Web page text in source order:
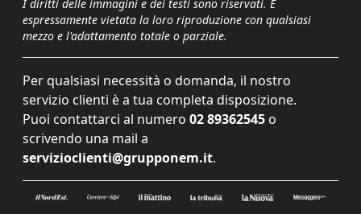
I diritti delle immagini e dei testi sono riservati. È
espressamente vietata la loro riproduzione con qualsiasi
mezzo e l'adattamento totale o parziale.
Per qualsiasi necessità o domanda, il nostro
servizio clienti è a tua completa disposizione.
Puoi contattarci al numero 02 89362545 o
scrivendo una mail a
servizioclienti@grupponem.it.